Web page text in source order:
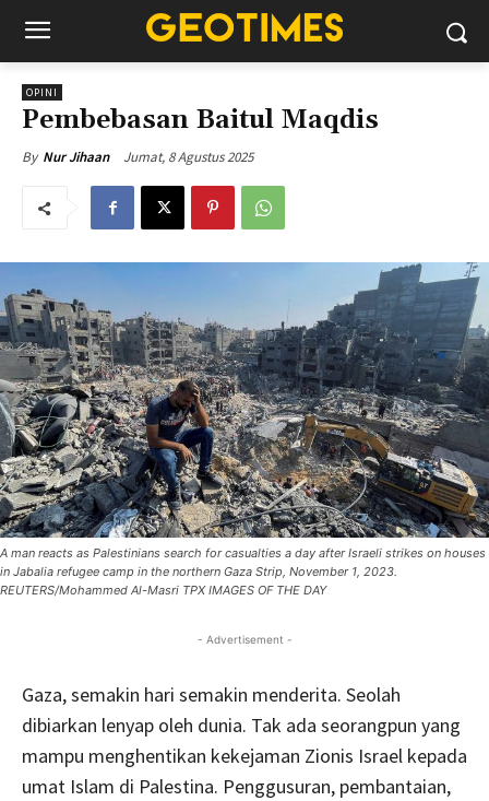
OPINI
Pembebasan Baitul Maqdis
By Nur Jihaan Jumat, 8 Agustus 2025
A man reacts as Palestinians search for casualties a day after Israeli strikes on houses
in Jabalia refugee camp in the northern Gaza Strip, November 1, 2023.
REUTERS/Mohammed Al-Masri TPX IMAGES OF THE DAY
- Advertisement -
Gaza, semakin hari semakin menderita. Seolah
dibiarkan lenyap oleh dunia. Tak ada seorangpun yang
mampu menghentikan kekejaman Zionis Israel kepada
umat Islam di Palestina. Penggusuran, pembantaian,